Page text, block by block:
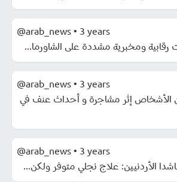
@arab_news • 3 years
رقابية ومخبرية مشددة على الشاورما...
@arab_news • 3 years
إثر مشاجرة و أحداث عنف في
@arab_news • 3 years
الأردنيين: علاج نجلي متوفر ولكن...